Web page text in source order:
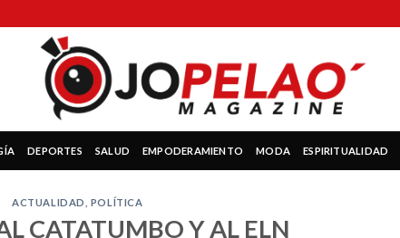
DEPORTES SALUD EMPODERAMIENTO MODA ESPIRITUALIDAD
ACTUALIDAD POLÍTICA
CATATUMBO Y AL ELN